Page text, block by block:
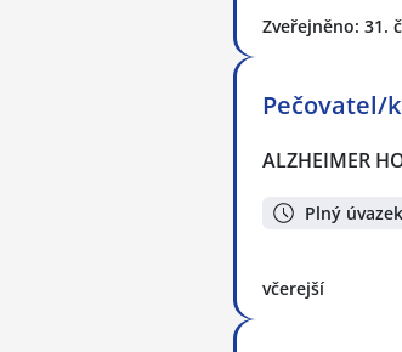
Zveřejněno: 31.
Pečovatel/
ALZHEIMER
Plný úvazek
včerejší